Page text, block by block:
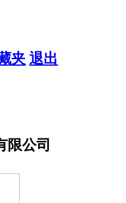
夹 退出
限公司